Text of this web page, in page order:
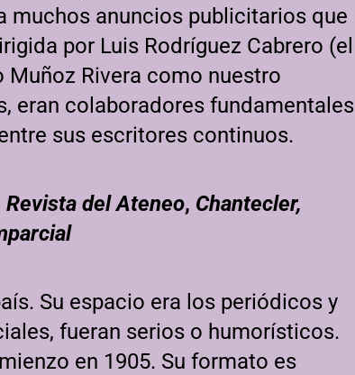
muchos anuncios publicitarios que
por Luis Rodríguez Cabrero (el
Rivera como nuestro
eran colaboradores fundamentales
sus escritores continuos.
Revista del Ateneo, Chantecler,
Su espacio era los periódicos y
fueran serios o humorísticos.
en 1905. Su formato es